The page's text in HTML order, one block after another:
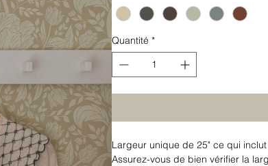
Quantité *
Largeur unique de 25" ce qui
Assurez-vous de bien vérifier la